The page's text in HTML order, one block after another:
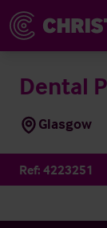
Dental
Glasgow
Ref: 4223251